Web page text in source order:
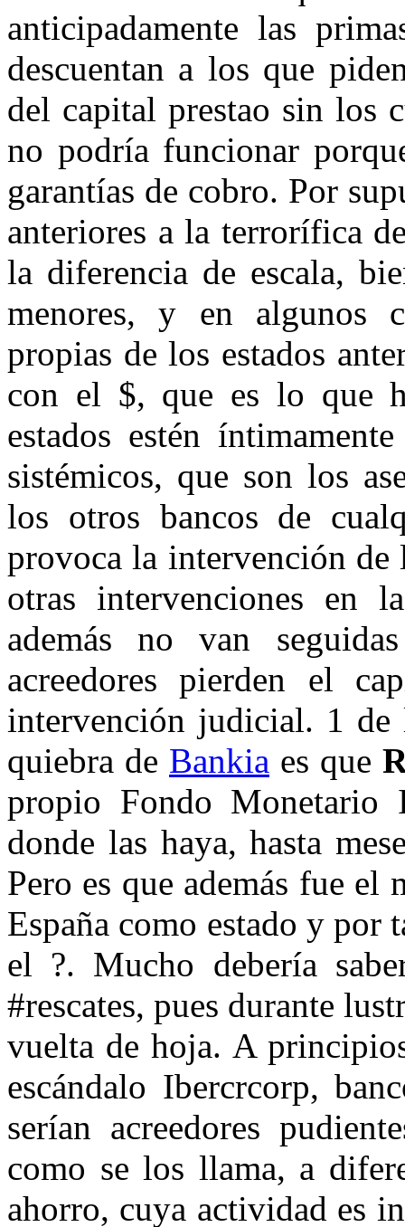
anticipadamente las
descuentan a los que
del capital prestao sin los
no podría funcionar
garantías de cobro. Por
anteriores a la terrorífica
la diferencia de escala,
menores, y en algunos
propias de los estados
con el $, que es lo que
estados estén
sistémicos, que son los
los otros bancos de
provoca la intervención de
otras intervenciones en
además no van
acreedores pierden el
intervención judicial. 1 de
quiebra de Bankia es que
propio Fondo Monetario
donde las haya, hasta
Pero es que además fue
España como estado y por
el ?. Mucho debería
#rescates, pues durante
vuelta de hoja. A
escándalo Ibercrcorp,
serían acreedores
como se los llama, a
ahorro, cuya actividad es